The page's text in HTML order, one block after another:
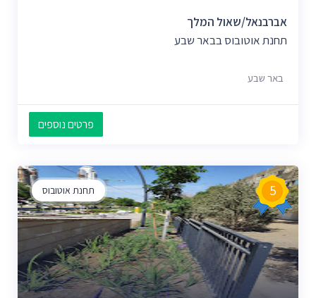
אברבנאל/שאול המלך
תחנת אוטובוס בבאר שבע
באר שבע
פרטים נוספים
תחנת אוטובוס 5